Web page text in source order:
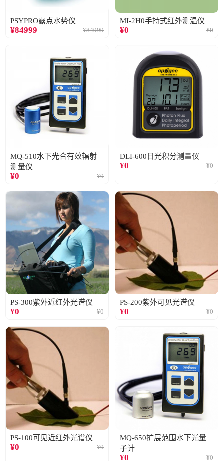
PSYPRO露点水势仪
¥84999 ¥84999
MI-2H0手持式红外测温仪
¥0 ¥0
MQ-510水下光合有效辐射
测量仪
¥0 ¥0
DLI-600日光积分测量仪
¥0 ¥0
PS-300紫外近红外光谱仪
¥0 ¥0
PS-200紫外可见光谱仪
¥0 ¥0
PS-100可见近红外光谱仪
¥0 ¥0
MQ-650扩展范围水下光量
子计
¥0 ¥0